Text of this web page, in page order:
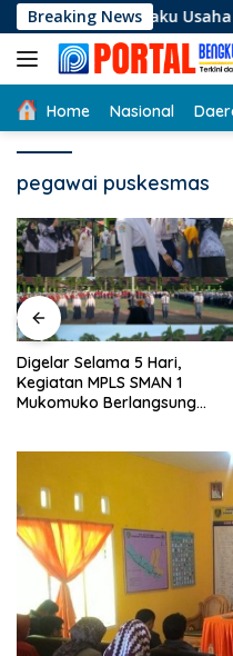
Langsung
ke
konten
Breaking News
Pelaku Usaha Lokal di
Home Nasional
pegawai puskesmas
Digelar Selama 5 Hari,
Kegiatan MPLS SMAN 1
Mukomuko Berlangsung